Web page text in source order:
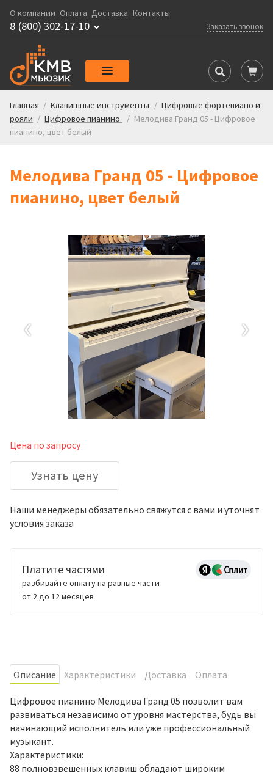
О компании Оплата Доставка Контакты
Заказать звонок
8 (800) 302-17-10
Главная / Клавишные инструменты / Цифровые фортепиано и
рояли / Цифровое пианино / Мелодива Гранд 05 - Цифровое
пианино, цвет белый
Мелодива Гранд 05 - Цифровое
пианино, цвет белый
‹ ›
Цена по запросу
Узнать цену
Наши менеджеры обязательно свяжутся с вами и уточнят
условия заказа
Платите частями
разбивайте оплату на равные части
от 2 до 12 месяцев
Oписание Характеристики Доставка Оплата
Цифровое пианино Мелодива Гранд 05 позволит вам
развиваться независимо от уровня мастерства, будь вы
начинающий исполнитель или уже профессиональный
музыкант.
Характеристики:
88 полновзвешенных клавиш обладают широким